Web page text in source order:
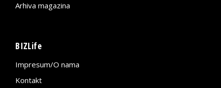
Arhiva magazina
BIZLife
Impresum/O nama
Kontakt